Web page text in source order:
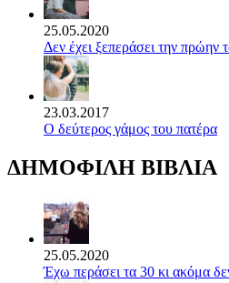
25.05.2020
Δεν έχει ξεπεράσει την
23.03.2017
Ο δεύτερος γάμος του πατέρα
ΔΗΜΟΦΙΛΗ ΒΙΒΛΙΑ
25.05.2020
Έχω περάσει τα 30 κι ακόμα